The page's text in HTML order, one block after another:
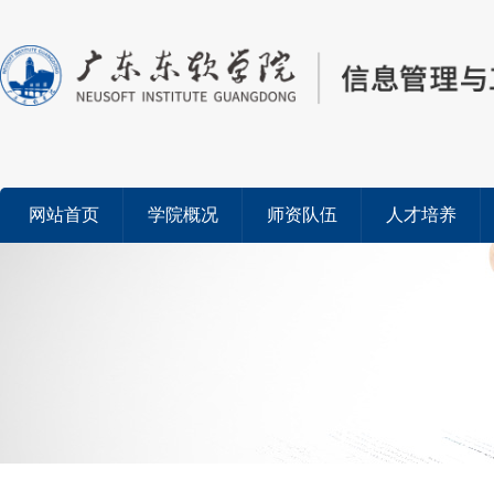
网站首页 学院概况 师资队伍 人才培养